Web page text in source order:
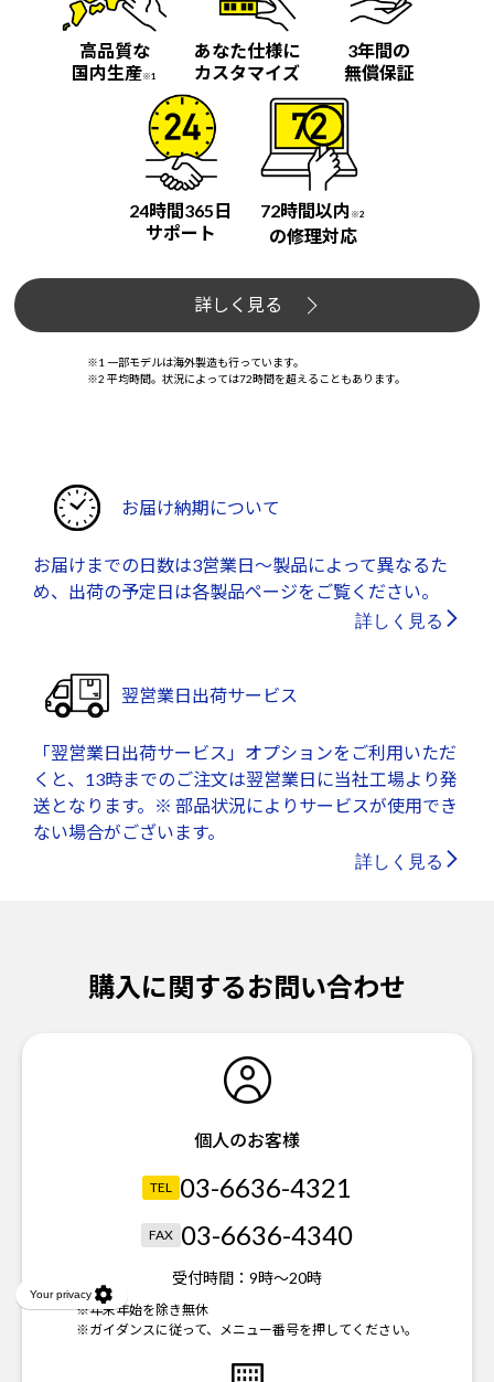
高品質な
国内生産※1
あなた仕様に
カスタマイズ
3年間の
無償保証
24時間365日
サポート
72時間以内 ※2
の修理対応
詳しく見る
※1 一部モデルは海外製造も行っています。
※2 平均時間。状況によっては72時間を超えることもあります。
お届け納期について
お届けまでの日数は3営業日～製品によって異なるた
め、出荷の予定日は各製品ページをご覧ください。
詳しく見る
翌営業日出荷サービス
「翌営業日出荷サービス」オプションをご利用いただ
くと、13時までのご注文は翌営業日に当社工場より発
送となります。※ 部品状況によりサービスが使用でき
ない場合がございます。
詳しく見る
購入に関するお問い合わせ
個人のお客様
TEL 03-6636-4321
FAX 03-6636-4340
受付時間： 9時～20時
※年末年始を除き無休
※ガイダンスに従って、メニュー番号を押してください。